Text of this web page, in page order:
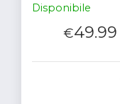
Disponibile
€49.99